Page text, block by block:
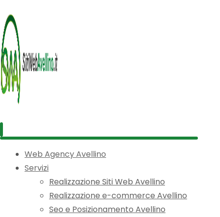
Web Agency Avellino
Servizi
Realizzazione Siti Web Avellino
Realizzazione e-commerce Avellino
Seo e Posizionamento Avellino